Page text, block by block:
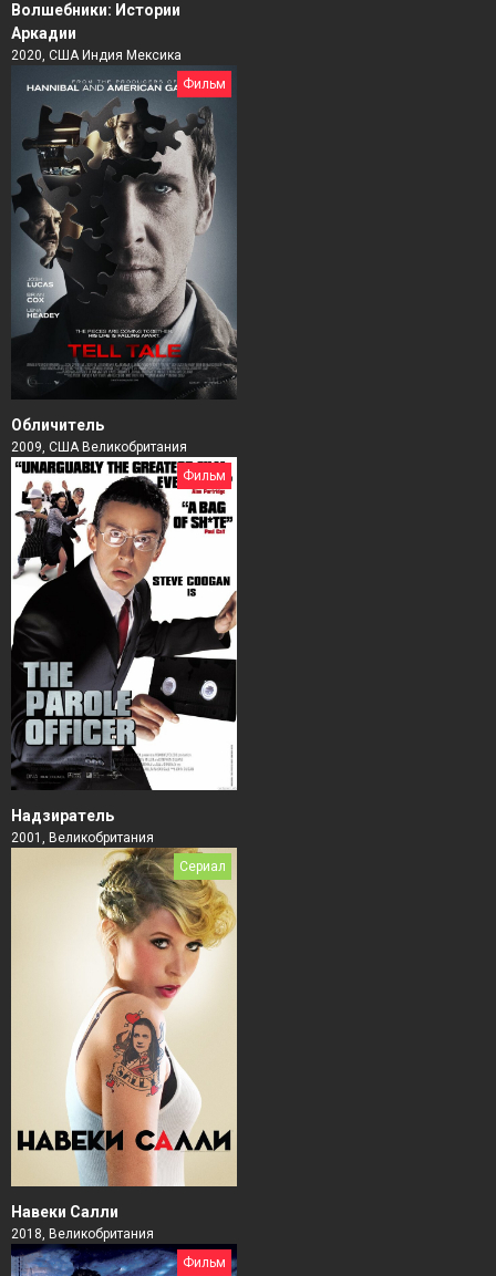
Волшебники: Истории
Аркадии
2020, США Индия Мексика
Фильм
Обличитель
2009, США Великобритания
Фильм
Надзиратель
2001, Великобритания
Сериал
Навеки Салли
2018, Великобритания
Фильм